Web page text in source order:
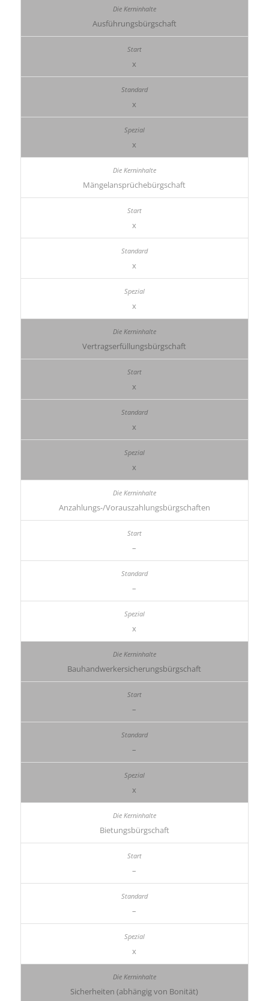
Ausführungsbürgschaft
x
x
x
Mängelansprüchebürgschaft
x
x
x
Vertragserfüllungsbürgschaft
x
x
x
Anzahlungs-/Vor­aus­zah­lungs­bürg­schaf­ten
–
–
x
Bau­hand­wer­ker­si­che­rungs­bürg­schaft
–
–
x
Bietungs­bürg­schaft
–
–
x
Sicherheiten (abhängig von Bonität)